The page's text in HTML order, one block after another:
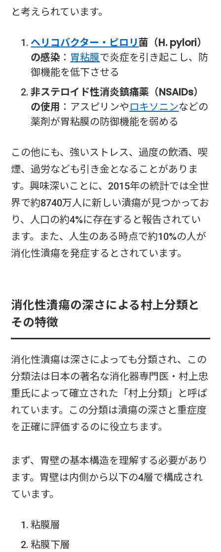
と考えられています。
ヘリコバクター・ピロリ菌（H. pylori）
の感染 ： 胃粘膜で炎症を引き起こし、防
御機能を低下させる
非ステロイド性消炎鎮痛薬（NSAIDs）
の使用 ：アスピリンやロキソニンなどの
薬剤が胃粘膜の防御機能を弱める
この他にも、強いストレス、過度の飲酒、喫
煙、過労なども引き金となることがありま
す。興味深いことに、2015年の統計では全世
界で約8740万人に新しい潰瘍が見つかってお
り、人口の約4%に存在すると報告されてい
ます。また、人生のある時点で約10%の人が
消化性潰瘍を発症するとされています。
消化性潰瘍の深さによる村上分類と
その特徴
消化性潰瘍は深さによっても分類され、この
分類法は日本の著名な消化器専門医・村上忠
重氏によって確立された「村上分類」と呼ば
れています。この分類は潰瘍の深さと重症度
を正確に評価するのに役立ちます。
まず、胃壁の基本構造を理解する必要があり
ます。胃壁は内側から以下の4層で構成され
ています。
粘膜層
粘膜下層